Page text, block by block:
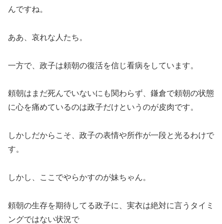
んですね。
ああ、哀れな人たち。
一方で、政子は頼朝の復活を信じ看病をしています。
頼朝はまだ死んでいないにも関わらず、鎌倉で頼朝の状態
に心を痛めているのは政子だけというのが皮肉です。
しかしだからこそ、政子の表情や所作が一段と光るわけで
す。
しかし、ここでやらかすのが妹ちゃん。
頼朝の生存を期待してる政子に、実衣は絶対に言うタイミ
ングではない状況で